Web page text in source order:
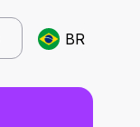
BR